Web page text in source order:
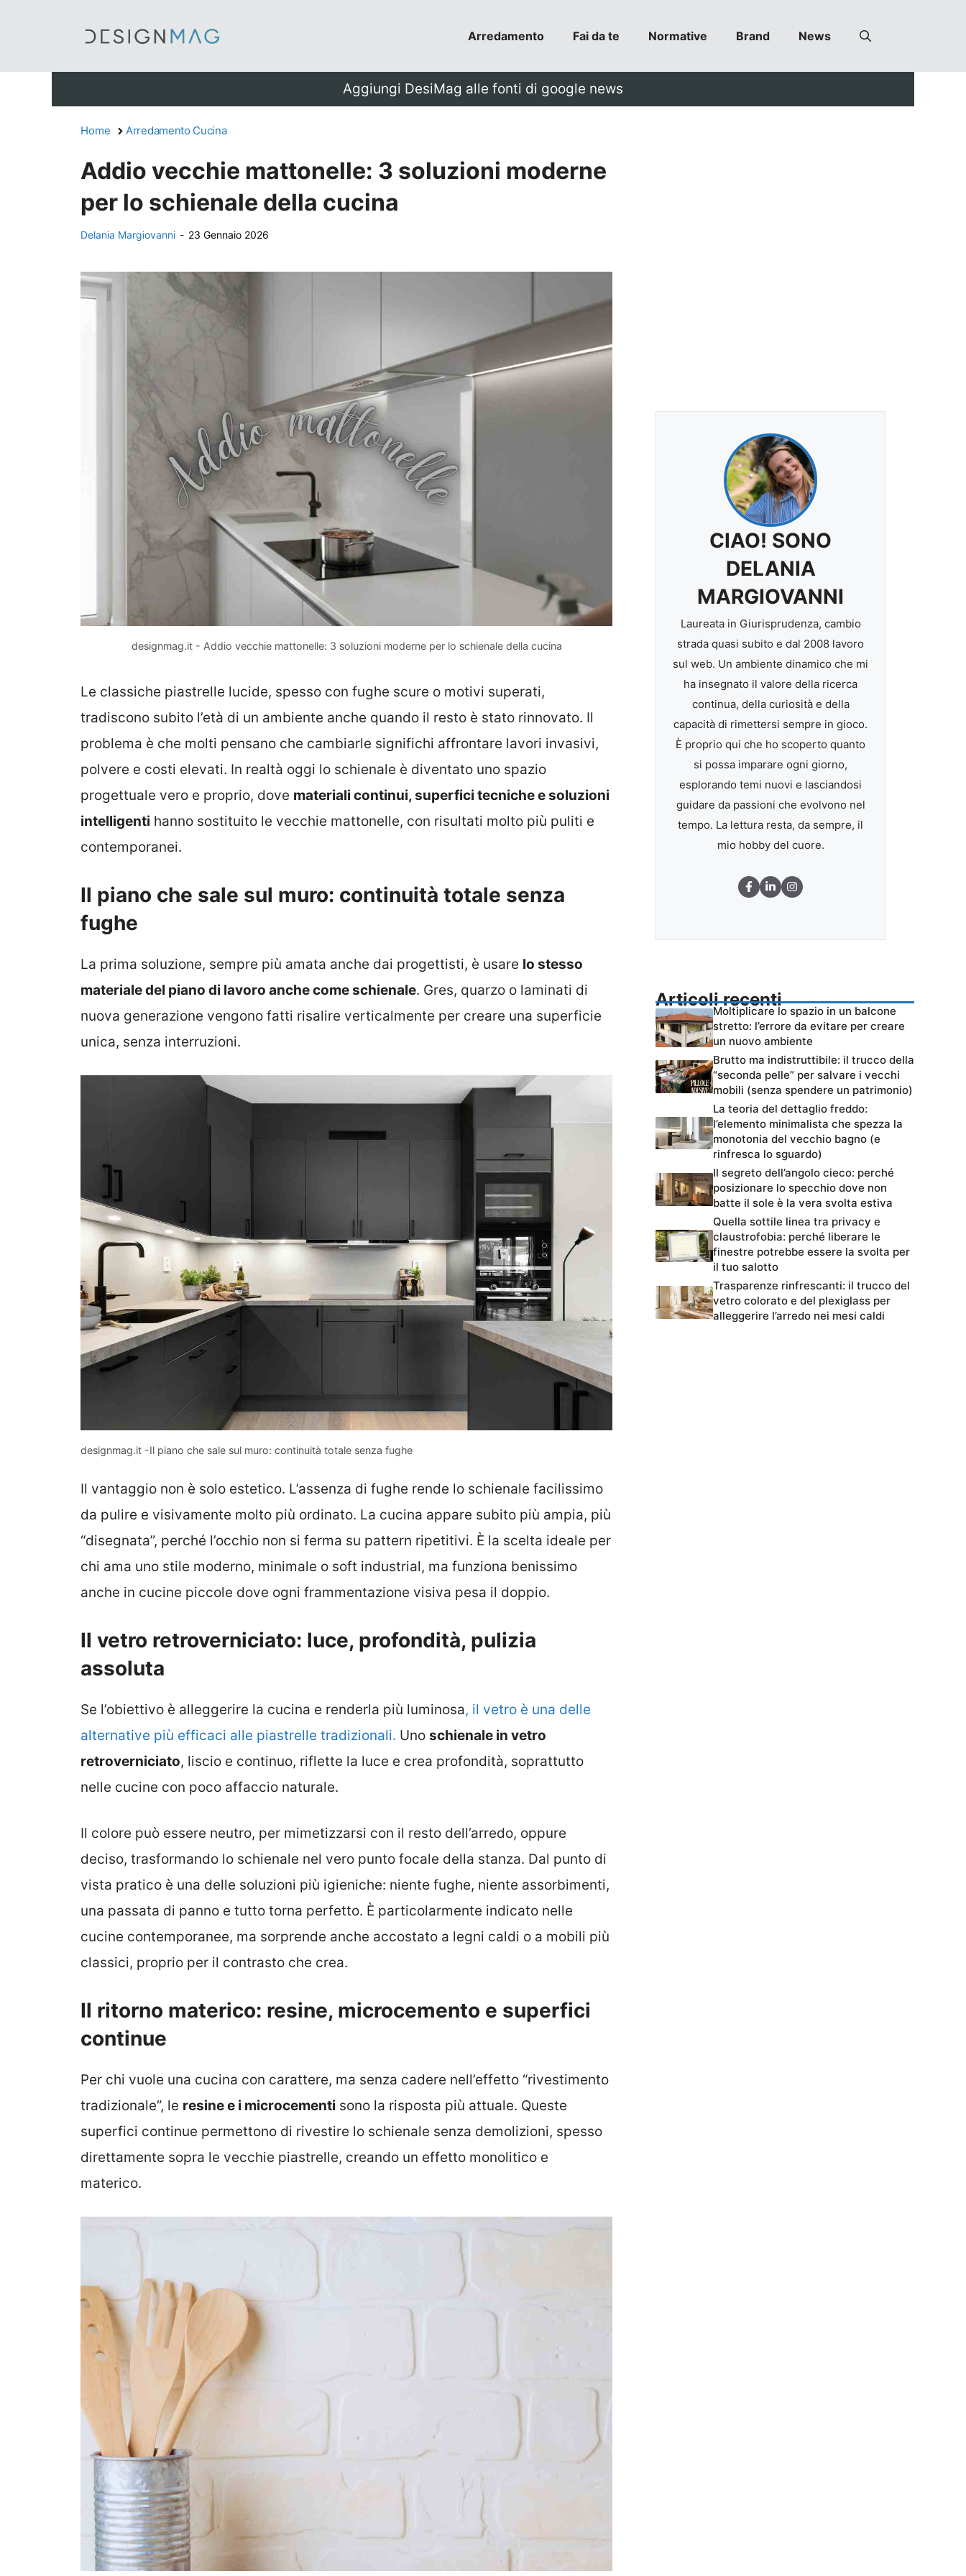
Arredamento Fai da te Normative Brand News
Aggiungi DesiMag alle fonti di google news
Home Arredamento Cucina
Addio vecchie mattonelle: 3 soluzioni moderne
per lo schienale della cucina
Delania Margiovanni - 23 Gennaio 2026
designmag.it - Addio vecchie mattonelle: 3 soluzioni moderne per lo schienale della cucina
Le classiche piastrelle lucide, spesso con fughe scure o motivi superati,
tradiscono subito l’età di un ambiente anche quando il resto è stato rinnovato. Il
problema è che molti pensano che cambiarle significhi affrontare lavori invasivi,
polvere e costi elevati. In realtà oggi lo schienale è diventato uno spazio
progettuale vero e proprio, dove materiali continui, superfici tecniche e soluzioni
intelligenti hanno sostituito le vecchie mattonelle, con risultati molto più puliti e
contemporanei.
Il piano che sale sul muro: continuità totale senza
fughe
La prima soluzione, sempre più amata anche dai progettisti, è usare lo stesso
materiale del piano di lavoro anche come schienale. Gres, quarzo o laminati di
nuova generazione vengono fatti risalire verticalmente per creare una superficie
unica, senza interruzioni.
designmag.it -Il piano che sale sul muro: continuità totale senza fughe
Il vantaggio non è solo estetico. L’assenza di fughe rende lo schienale facilissimo
da pulire e visivamente molto più ordinato. La cucina appare subito più ampia, più
“disegnata”, perché l’occhio non si ferma su pattern ripetitivi. È la scelta ideale per
chi ama uno stile moderno, minimale o soft industrial, ma funziona benissimo
anche in cucine piccole dove ogni frammentazione visiva pesa il doppio.
Il vetro retroverniciato: luce, profondità, pulizia
assoluta
Se l’obiettivo è alleggerire la cucina e renderla più luminosa, il vetro è una delle
alternative più efficaci alle piastrelle tradizionali. Uno schienale in vetro
retroverniciato, liscio e continuo, riflette la luce e crea profondità, soprattutto
nelle cucine con poco affaccio naturale.
Il colore può essere neutro, per mimetizzarsi con il resto dell’arredo, oppure
deciso, trasformando lo schienale nel vero punto focale della stanza. Dal punto di
vista pratico è una delle soluzioni più igieniche: niente fughe, niente assorbimenti,
una passata di panno e tutto torna perfetto. È particolarmente indicato nelle
cucine contemporanee, ma sorprende anche accostato a legni caldi o a mobili più
classici, proprio per il contrasto che crea.
Il ritorno materico: resine, microcemento e superfici
continue
Per chi vuole una cucina con carattere, ma senza cadere nell’effetto “rivestimento
tradizionale”, le resine e i microcementi sono la risposta più attuale. Queste
superfici continue permettono di rivestire lo schienale senza demolizioni, spesso
direttamente sopra le vecchie piastrelle, creando un effetto monolitico e
materico.
CIAO! SONO
DELANIA
MARGIOVANNI
Laureata in Giurisprudenza, cambio
strada quasi subito e dal 2008 lavoro
sul web. Un ambiente dinamico che mi
ha insegnato il valore della ricerca
continua, della curiosità e della
capacità di rimettersi sempre in gioco.
È proprio qui che ho scoperto quanto
si possa imparare ogni giorno,
esplorando temi nuovi e lasciandosi
guidare da passioni che evolvono nel
tempo. La lettura resta, da sempre, il
mio hobby del cuore.
Articoli recenti
Moltiplicare lo spazio in un balcone
stretto: l’errore da evitare per creare
un nuovo ambiente
Brutto ma indistruttibile: il trucco della
“seconda pelle” per salvare i vecchi
mobili (senza spendere un patrimonio)
La teoria del dettaglio freddo:
l’elemento minimalista che spezza la
monotonia del vecchio bagno (e
rinfresca lo sguardo)
Il segreto dell’angolo cieco: perché
posizionare lo specchio dove non
batte il sole è la vera svolta estiva
Quella sottile linea tra privacy e
claustrofobia: perché liberare le
finestre potrebbe essere la svolta per
il tuo salotto
Trasparenze rinfrescanti: il trucco del
vetro colorato e del plexiglass per
alleggerire l’arredo nei mesi caldi